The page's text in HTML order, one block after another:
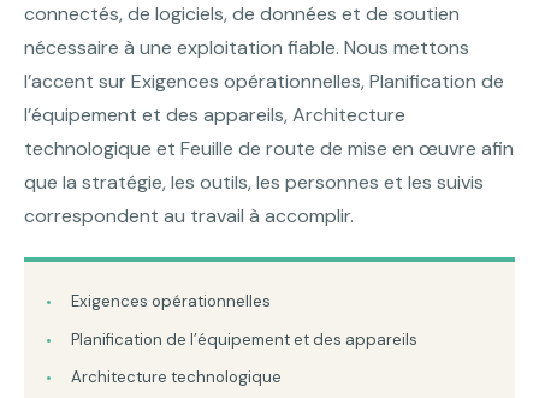
connectés, de logiciels, de données et de soutien
nécessaire à une exploitation fiable. Nous mettons
l’accent sur Exigences opérationnelles, Planification de
l’équipement et des appareils, Architecture
technologique et Feuille de route de mise en œuvre afin
que la stratégie, les outils, les personnes et les suivis
correspondent au travail à accomplir.
Exigences opérationnelles
Planification de l’équipement et des appareils
Architecture technologique